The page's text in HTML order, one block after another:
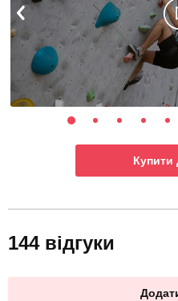
Купити
144 відгуки